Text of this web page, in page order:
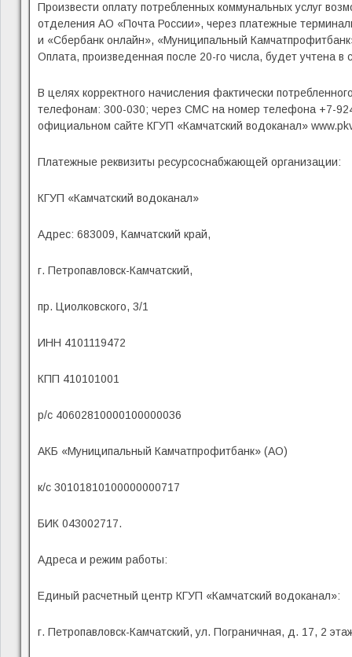
Произвести оплату потребленных коммунальных услуг
отделения АО «Почта России», через платежные
и «Сбербанк онлайн», «Муниципальный
Оплата, произведенная после 20-го числа, будет учтена
В целях корректного начисления фактически
телефонам: 300-030; через СМС на номер телефона +7-
официальном сайте КГУП «Камчатский водоканал»
Платежные реквизиты ресурсоснабжающей организации:
КГУП «Камчатский водоканал»
Адрес: 683009, Камчатский край,
г. Петропавловск-Камчатский,
пр. Циолковского, 3/1
ИНН 4101119472
КПП 410101001
р/с 40602810000100000036
АКБ «Муниципальный Камчатпрофитбанк» (АО)
к/с 30101810100000000717
БИК 043002717.
Адреса и режим работы:
Единый расчетный центр КГУП «Камчатский водоканал»:
г. Петропавловск-Камчатский, ул. Пограничная, д. 17, 2